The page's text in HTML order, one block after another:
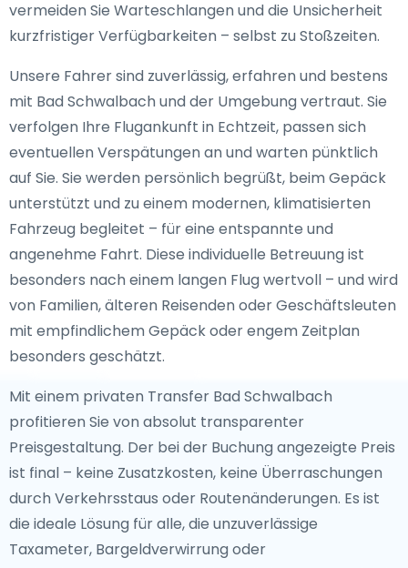
vermeiden Sie Warteschlangen und die Unsicherheit
kurzfristiger Verfügbarkeiten – selbst zu Stoßzeiten.
Unsere Fahrer sind zuverlässig, erfahren und bestens
mit Bad Schwalbach und der Umgebung vertraut. Sie
verfolgen Ihre Flugankunft in Echtzeit, passen sich
eventuellen Verspätungen an und warten pünktlich
auf Sie. Sie werden persönlich begrüßt, beim Gepäck
unterstützt und zu einem modernen, klimatisierten
Fahrzeug begleitet – für eine entspannte und
angenehme Fahrt. Diese individuelle Betreuung ist
besonders nach einem langen Flug wertvoll – und wird
von Familien, älteren Reisenden oder Geschäftsleuten
mit empfindlichem Gepäck oder engem Zeitplan
besonders geschätzt.
Mit einem privaten Transfer Bad Schwalbach
profitieren Sie von absolut transparenter
Preisgestaltung. Der bei der Buchung angezeigte Preis
ist final – keine Zusatzkosten, keine Überraschungen
durch Verkehrsstaus oder Routenänderungen. Es ist
die ideale Lösung für alle, die unzuverlässige
Taxameter, Bargeldverwirrung oder